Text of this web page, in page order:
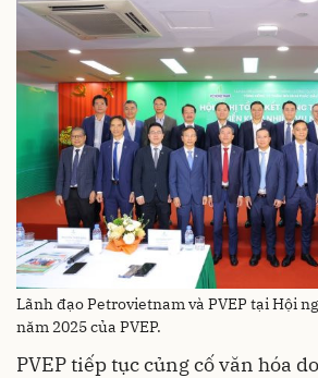
Lãnh đạo Petrovietnam và PVEP tại Hội
năm 2025 của PVEP.
PVEP tiếp tục củng cố văn hóa